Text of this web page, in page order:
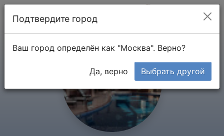
Подтвердите город
Ваш город определён как "Москва". Верно?
Да, верно Выбрать другой